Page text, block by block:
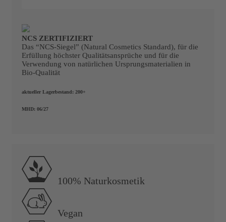
SALE
NCS ZERTIFIZIERT
Das “NCS-Siegel” (Natural Cosmetics Standard), für die
Erfüllung höchster Qualitätsansprüche und für die
Verwendung von natürlichen Ursprungsmaterialien in
Bio-Qualität
aktueller Lagerbestand: 200+
MHD: 06/27
100% Naturkosmetik
Vegan